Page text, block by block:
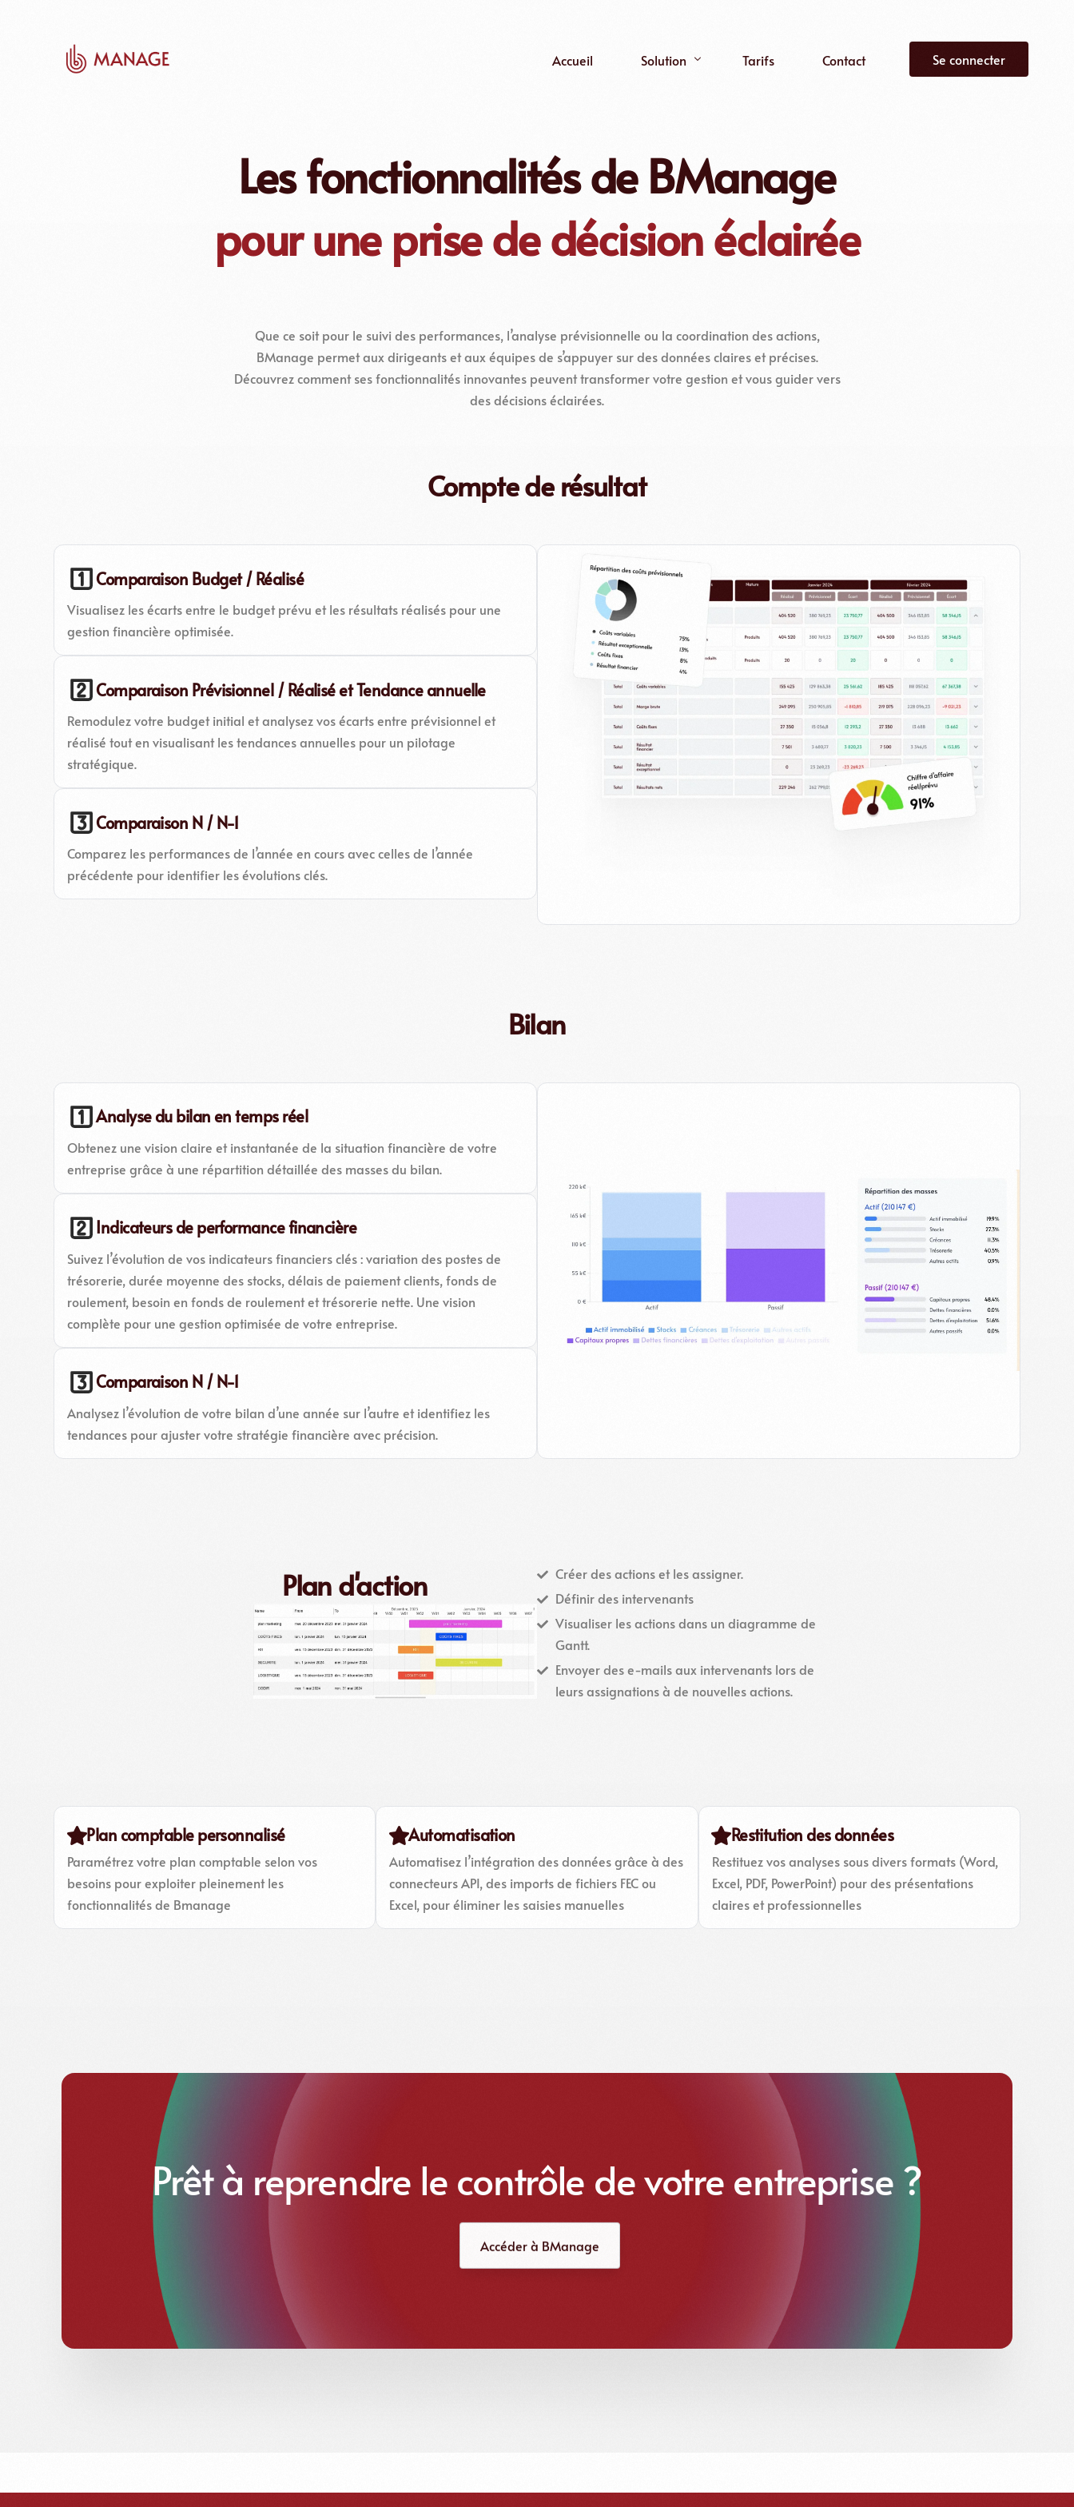
Accueil Solution
Comment ça fonctionne ?
Tarifs Contact Se connecter
Les fonctionnalités de BManage
pour une prise de décision éclairée
Que ce soit pour le suivi des performances, l’analyse prévisionnelle ou la coordination des actions,
BManage permet aux dirigeants et aux équipes de s’appuyer sur des données claires et précises.
Découvrez comment ses fonctionnalités innovantes peuvent transformer votre gestion et vous guider vers
des décisions éclairées.
Compte de résultat
Comparaison Budget / Réalisé
Visualisez les écarts entre le budget prévu et les résultats réalisés pour une
gestion financière optimisée.
Comparaison Prévisionnel / Réalisé et Tendance annuelle
Remodulez votre budget initial et analysez vos écarts entre prévisionnel et
réalisé tout en visualisant les tendances annuelles pour un pilotage
stratégique.
Comparaison N / N-1
Comparez les performances de l’année en cours avec celles de l’année
précédente pour identifier les évolutions clés.
Bilan
Analyse du bilan en temps réel
Obtenez une vision claire et instantanée de la situation financière de votre
entreprise grâce à une répartition détaillée des masses du bilan.
Indicateurs de performance financière
Suivez l’évolution de vos indicateurs financiers clés : variation des postes de
trésorerie, durée moyenne des stocks, délais de paiement clients, fonds de
roulement, besoin en fonds de roulement et trésorerie nette. Une vision
complète pour une gestion optimisée de votre entreprise.
Comparaison N / N-1
Analysez l’évolution de votre bilan d’une année sur l’autre et identifiez les
tendances pour ajuster votre stratégie financière avec précision.
Plan d'action
Créer des actions et les assigner.
Définir des intervenants
Visualiser les actions dans un diagramme de
Gantt.
Envoyer des e-mails aux intervenants lors de
leurs assignations à de nouvelles actions.
Plan comptable personnalisé
Paramétrez votre plan comptable selon vos
besoins pour exploiter pleinement les
fonctionnalités de Bmanage
Automatisation
Automatisez l’intégration des données grâce à des
connecteurs API, des imports de fichiers FEC ou
Excel, pour éliminer les saisies manuelles
Restitution des données
Restituez vos analyses sous divers formats (Word,
Excel, PDF, PowerPoint) pour des présentations
claires et professionnelles
Prêt à reprendre le contrôle de votre entreprise ?
Accéder à BManage